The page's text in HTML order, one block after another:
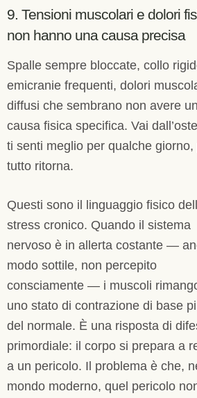
9. Tensioni muscolari e dolori
non hanno una causa precisa
Spalle sempre bloccate, collo
emicranie frequenti, dolori
diffusi che sembrano non avere
causa fisica specifica. Vai
ti senti meglio per qualche giorno,
tutto ritorna.
Questi sono il linguaggio fisico
stress cronico. Quando il sistema
nervoso è in allerta costante —
modo sottile, non percepito
consciamente — i muscoli
uno stato di contrazione di base
del normale. È una risposta di
primordiale: il corpo si prepara a
a un pericolo. Il problema è che,
mondo moderno, quel pericolo